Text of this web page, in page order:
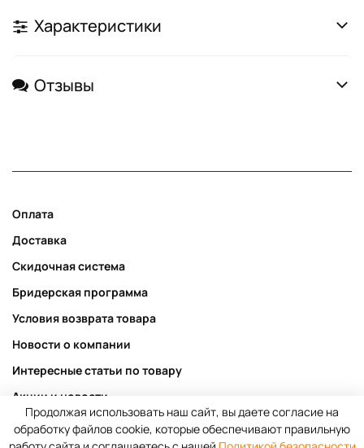
Характеристики
Отзывы
Оплата
Доставка
Скидочная система
Бридерская программа
Условия возврата товара
Новости о компании
Интересные статьи по товару
Акции и новости
Публичная оферта
Продолжая использовать наш сайт, вы даете согласие на
обработку файлов cookie, которые обеспечивают правильную